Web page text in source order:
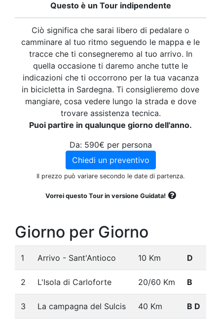
Questo è un Tour indipendente
Ciò significa che sarai libero di pedalare o
camminare al tuo ritmo seguendo le mappa e le
tracce che ti consegneremo al tuo arrivo. In
quella occasione ti daremo anche tutte le
indicazioni che ti occorrono per la tua vacanza
in bicicletta in Sardegna. Ti consiglieremo dove
mangiare, cosa vedere lungo la strada e dove
trovare assistenza tecnica.
Puoi partire in qualunque giorno dell'anno.
Da: 590€ per persona
Chiedi un preventivo
Il prezzo può variare secondo le date di partenza.
Vorrei questo Tour in versione Guidata!
Giorno per Giorno
1 Arrivo - Sant'Antioco 10 Km D
2 L'Isola di Carloforte 20/60 Km B
3 La campagna del Sulcis 40 Km B D